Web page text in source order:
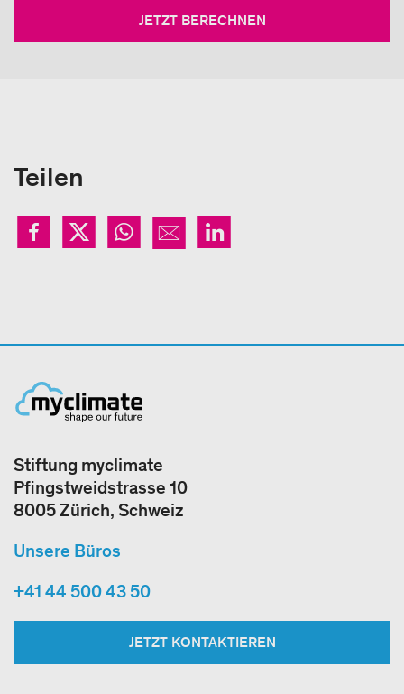
JETZT BERECHNEN
Teilen
Stiftung myclimate
Pfingstweidstrasse 10
8005 Zürich, Schweiz
Unsere Büros
+41 44 500 43 50
JETZT KONTAKTIEREN